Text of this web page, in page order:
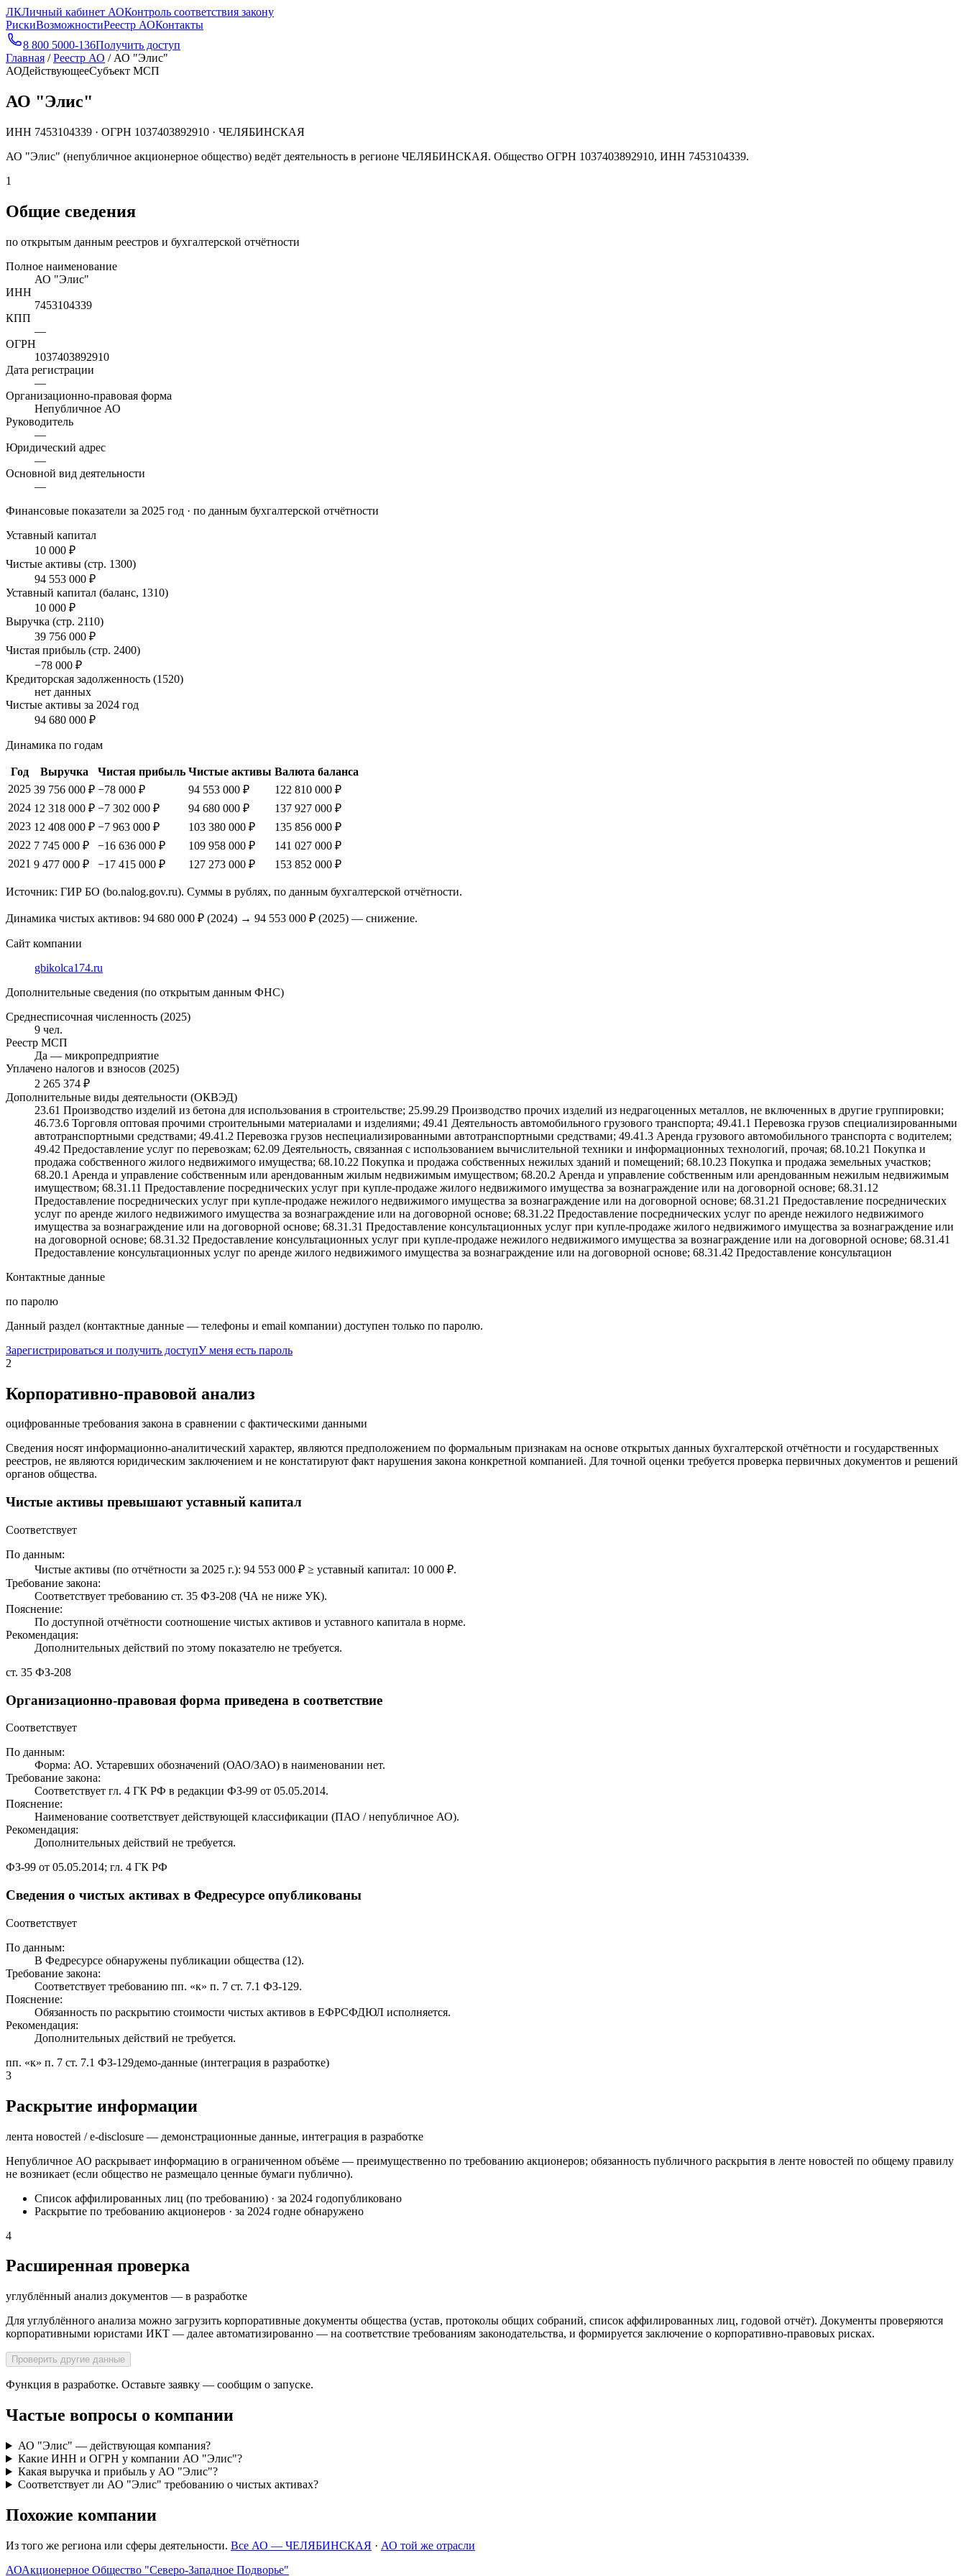
ЛКЛичный кабинет АОКонтроль соответствия закону
РискиВозможностиРеестр АОКонтакты
8 800 5000-136Получить доступ
Главная /Реестр АО / АО "Элис"
АОДействующееСубъект МСП
АО "Элис"
ИНН 7453104339 · ОГРН 1037403892910 · ЧЕЛЯБИНСКАЯ
АО "Элис" (непубличное акционерное общество) ведёт деятельность в регионе ЧЕЛЯБИНСКАЯ. Общество ОГРН 1037403892910, ИНН 7453104339.
1
Общие сведения
по открытым данным реестров и бухгалтерской отчётности
Полное наименование
АО "Элис"
ИНН
7453104339
КПП
—
ОГРН
1037403892910
Дата регистрации
—
Организационно-правовая форма
Непубличное АО
Руководитель
—
Юридический адрес
—
Основной вид деятельности
—
Финансовые показатели за 2025 год · по данным бухгалтерской отчётности
Уставный капитал
10 000 ₽
Чистые активы (стр. 1300)
94 553 000 ₽
Уставный капитал (баланс, 1310)
10 000 ₽
Выручка (стр. 2110)
39 756 000 ₽
Чистая прибыль (стр. 2400)
−78 000 ₽
Кредиторская задолженность (1520)
нет данных
Чистые активы за 2024 год
94 680 000 ₽
Динамика по годам
Год Выручка Чистая прибыль Чистые активы Валюта баланса
2025 39 756 000 ₽ −78 000 ₽ 94 553 000 ₽
122 810 000 ₽
2024 12 318 000 ₽ −7 302 000 ₽ 94 680 000 ₽
137 927 000 ₽
2023 12 408 000 ₽ −7 963 000 ₽ 103 380 000 ₽
135 856 000 ₽
2022 7 745 000 ₽ −16 636 000 ₽ 109 958 000 ₽
141 027 000 ₽
2021 9 477 000 ₽ −17 415 000 ₽ 127 273 000 ₽ 153 852 000 ₽
Источник: ГИР БО (bo.nalog.gov.ru). Суммы в рублях, по данным бухгалтерской отчётности.
Динамика чистых активов: 94 680 000 ₽ (2024) → 94 553 000 ₽ (2025) — снижение.
Сайт компании
gbikolca174.ru
Дополнительные сведения (по открытым данным ФНС)
Среднесписочная численность (2025)
9 чел.
Реестр МСП
Да — микропредприятие
Уплачено налогов и взносов (2025)
2 265 374 ₽
Дополнительные виды деятельности (ОКВЭД)
23.61 Производство изделий из бетона для использования в строительстве; 25.99.29 Производство прочих изделий из недрагоценных металлов, не включенных в другие группировки;
46.73.6 Торговля оптовая прочими строительными материалами и изделиями; 49.41 Деятельность автомобильного грузового транспорта; 49.41.1 Перевозка грузов специализированными
автотранспортными средствами; 49.41.2 Перевозка грузов неспециализированными автотранспортными средствами; 49.41.3 Аренда грузового автомобильного транспорта с водителем;
49.42 Предоставление услуг по перевозкам; 62.09 Деятельность, связанная с использованием вычислительной техники и информационных технологий, прочая; 68.10.21 Покупка и
продажа собственного жилого недвижимого имущества; 68.10.22 Покупка и продажа собственных нежилых зданий и помещений; 68.10.23 Покупка и продажа земельных участков;
68.20.1 Аренда и управление собственным или арендованным жилым недвижимым имуществом; 68.20.2 Аренда и управление собственным или арендованным нежилым недвижимым
имуществом; 68.31.11 Предоставление посреднических услуг при купле-продаже жилого недвижимого имущества за вознаграждение или на договорной основе; 68.31.12
Предоставление посреднических услуг при купле-продаже нежилого недвижимого имущества за вознаграждение или на договорной основе; 68.31.21 Предоставление посреднических
услуг по аренде жилого недвижимого имущества за вознаграждение или на договорной основе; 68.31.22 Предоставление посреднических услуг по аренде нежилого недвижимого
имущества за вознаграждение или на договорной основе; 68.31.31 Предоставление консультационных услуг при купле-продаже жилого недвижимого имущества за вознаграждение или
на договорной основе; 68.31.32 Предоставление консультационных услуг при купле-продаже нежилого недвижимого имущества за вознаграждение или на договорной основе; 68.31.41
Предоставление консультационных услуг по аренде жилого недвижимого имущества за вознаграждение или на договорной основе; 68.31.42 Предоставление консультацион
Контактные данные
по паролю
Данный раздел (контактные данные — телефоны и email компании) доступен только по паролю.
Зарегистрироваться и получить доступУ меня есть пароль
2
Корпоративно-правовой анализ
оцифрованные требования закона в сравнении с фактическими данными
Сведения носят информационно-аналитический характер, являются предположением по формальным признакам на основе открытых данных бухгалтерской отчётности и государственных
реестров, не являются юридическим заключением и не констатируют факт нарушения закона конкретной компанией. Для точной оценки требуется проверка первичных документов и решений
органов общества.
Чистые активы превышают уставный капитал
Соответствует
По данным:
Чистые активы (по отчётности за 2025 г.): 94 553 000 ₽ ≥ уставный капитал: 10 000 ₽.
Требование закона:
Соответствует требованию ст. 35 ФЗ-208 (ЧА не ниже УК).
Пояснение:
По доступной отчётности соотношение чистых активов и уставного капитала в норме.
Рекомендация:
Дополнительных действий по этому показателю не требуется.
ст. 35 ФЗ-208
Организационно-правовая форма приведена в соответствие
Соответствует
По данным:
Форма: АО. Устаревших обозначений (ОАО/ЗАО) в наименовании нет.
Требование закона:
Соответствует гл. 4 ГК РФ в редакции ФЗ-99 от 05.05.2014.
Пояснение:
Наименование соответствует действующей классификации (ПАО / непубличное АО).
Рекомендация:
Дополнительных действий не требуется.
ФЗ-99 от 05.05.2014; гл. 4 ГК РФ
Сведения о чистых активах в Федресурсе опубликованы
Соответствует
По данным:
В Федресурсе обнаружены публикации общества (12).
Требование закона:
Соответствует требованию пп. «к» п. 7 ст. 7.1 ФЗ-129.
Пояснение:
Обязанность по раскрытию стоимости чистых активов в ЕФРСФДЮЛ исполняется.
Рекомендация:
Дополнительных действий не требуется.
пп. «к» п. 7 ст. 7.1 ФЗ-129демо-данные (интеграция в разработке)
3
Раскрытие информации
лента новостей / e-disclosure — демонстрационные данные, интеграция в разработке
Непубличное АО раскрывает информацию в ограниченном объёме — преимущественно по требованию акционеров; обязанность публичного раскрытия в ленте новостей по общему правилу
не возникает (если общество не размещало ценные бумаги публично).
Список аффилированных лиц (по требованию) · за 2024 годопубликовано
Раскрытие по требованию акционеров · за 2024 годне обнаружено
4
Расширенная проверка
углублённый анализ документов — в разработке
Для углублённого анализа можно загрузить корпоративные документы общества (устав, протоколы общих собраний, список аффилированных лиц, годовой отчёт). Документы проверяются
корпоративными юристами ИКТ — далее автоматизированно — на соответствие требованиям законодательства, и формируется заключение о корпоративно-правовых рисках.
Проверить другие данные
Функция в разработке. Оставьте заявку — сообщим о запуске.
Частые вопросы о компании
АО "Элис" — действующая компания?
Какие ИНН и ОГРН у компании АО "Элис"?
Какая выручка и прибыль у АО "Элис"?
Соответствует ли АО "Элис" требованию о чистых активах?
Похожие компании
Из того же региона или сферы деятельности. Все АО — ЧЕЛЯБИНСКАЯ · АО той же отрасли
АОАкционерное Общество "Северо-Западное Подворье"